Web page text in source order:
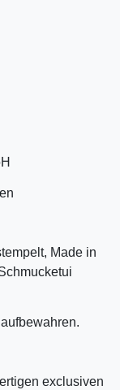
Made in
exclusiven